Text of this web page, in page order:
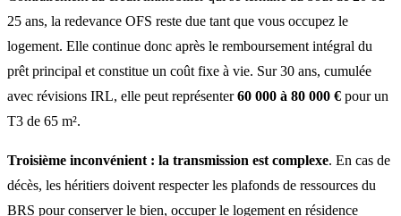
25 ans, la redevance OFS reste due tant que vous occupez le
logement. Elle continue donc après le remboursement intégral du
prêt principal et constitue un coût fixe à vie. Sur 30 ans, cumulée
avec révisions IRL, elle peut représenter60 000 à 80 000 € pour un
T3 de 65 m².
Troisième inconvénient : la transmission est complexe. En cas de
décès, les héritiers doivent respecter les plafonds de ressources du
BRS pour conserver le bien, occuper le logement en résidence